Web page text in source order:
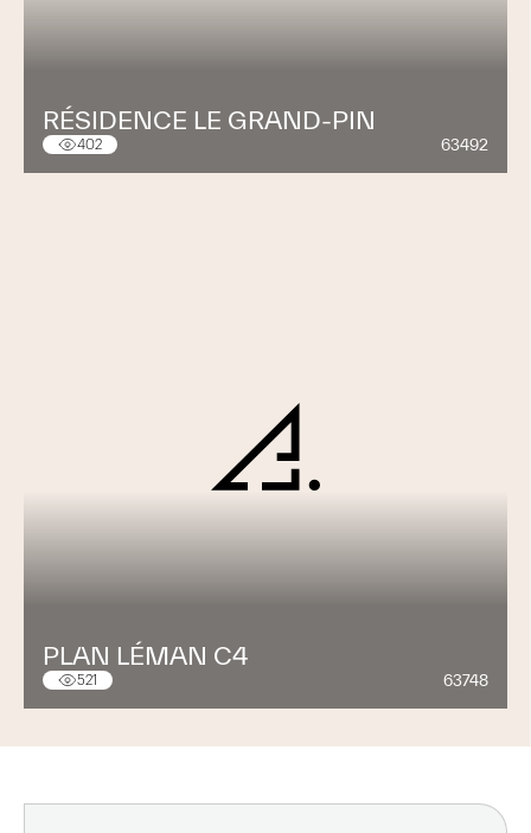
RÉSIDENCE LE GRAND-PIN
402 63492
PLAN LÉMAN C4
521 63748